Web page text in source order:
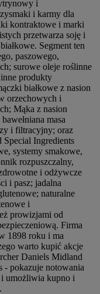
i
i karmy dla
kontraktowe i marki
przetwarza soję i
Segment ten
paszowego,
surowe oleje roślinne
inne produkty
białkowe z nasion
orzechowych i
Mąka z nasion
masa
i filtracyjny; oraz
Special Ingredients
systemy smakowe,
rozpuszczalny,
i odżywcze
i pasz; jadalna
naturalne
i
prowizjami od
Firma
1898 roku i ma
warto kupić akcje
Daniels Midland
pokazuje notowania
umożliwia kupno i